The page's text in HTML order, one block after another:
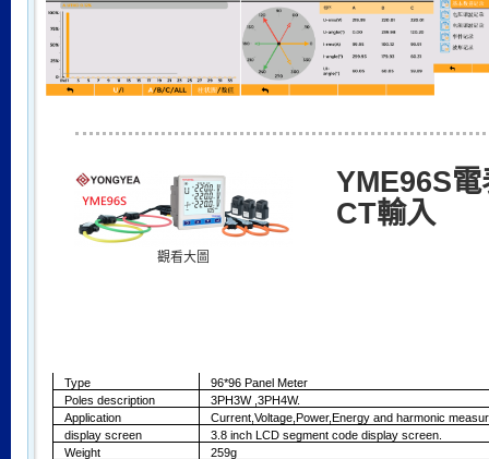
觀看大圖
YME96S
CT輸入
Type
96*96 Panel Meter
Poles description
3PH3W ,3PH4W.
Application
Current,Voltage,Power,Energy and harmonic
display screen
3.8 inch LCD segment code display screen.
Weight
259g